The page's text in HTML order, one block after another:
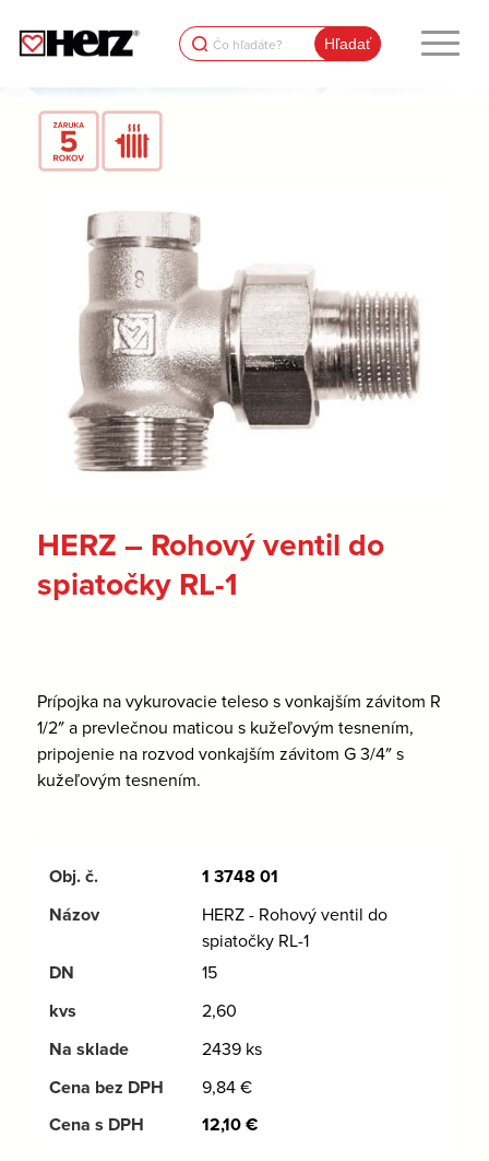
Search
for:
HERZ – Rohový ventil do
spiatočky RL-1
Prípojka na vykurovacie teleso s vonkajším závitom R
1/2″ a prevlečnou maticou s kužeľovým tesnením,
pripojenie na rozvod vonkajším závitom G 3/4″ s
kužeľovým tesnením.
1 3748 01
HERZ - Rohový ventil do
spiatočky RL-1
15
2,60
2439 ks
9,84€
12,10€